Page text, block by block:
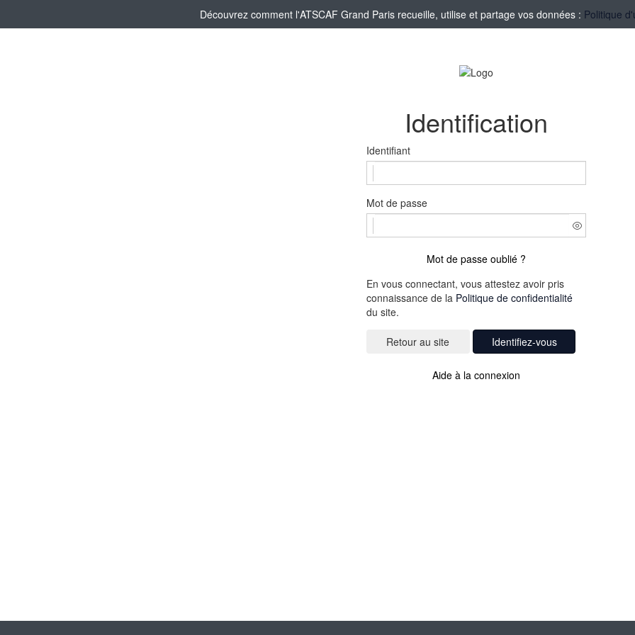
Découvrez comment l'ATSCAF Grand Paris recueille, utilise et partage vos données : Politique
Identification
Identifiant
Mot de passe
Mot de passe oublié ?
En vous connectant, vous attestez avoir pris
connaissance de la Politique de confidentialité
du site.
Identifiez-vous
Aide à la connexion